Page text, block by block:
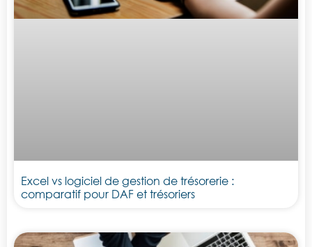
Excel vs logiciel de gestion de trésorerie :
comparatif pour DAF et trésoriers